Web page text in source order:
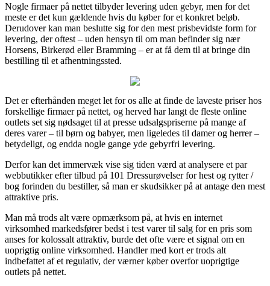
Nogle firmaer på nettet tilbyder levering uden gebyr, men for det
meste er det kun gældende hvis du køber for et konkret beløb.
Derudover kan man beslutte sig for den mest prisbevidste form for
levering, der oftest – uden hensyn til om man befinder sig nær
Horsens, Birkerød eller Bramming – er at få dem til at bringe din
bestilling til et afhentningssted.
Det er efterhånden meget let for os alle at finde de laveste priser hos
forskellige firmaer på nettet, og herved har langt de fleste online
outlets set sig nødsaget til at presse udsalgspriserne på mange af
deres varer – til børn og babyer, men ligeledes til damer og herrer –
betydeligt, og endda nogle gange yde gebyrfri levering.
Derfor kan det immervæk vise sig tiden værd at analysere et par
webbutikker efter tilbud på 101 Dressurøvelser for hest og rytter /
bog forinden du bestiller, så man er skudsikker på at antage den mest
attraktive pris.
Man må trods alt være opmærksom på, at hvis en internet
virksomhed markedsfører bedst i test varer til salg for en pris som
anses for kolossalt attraktiv, burde det ofte være et signal om en
uoprigtig online virksomhed. Handler med kort er trods alt
indbefattet af et regulativ, der værner køber overfor uoprigtige
outlets på nettet.